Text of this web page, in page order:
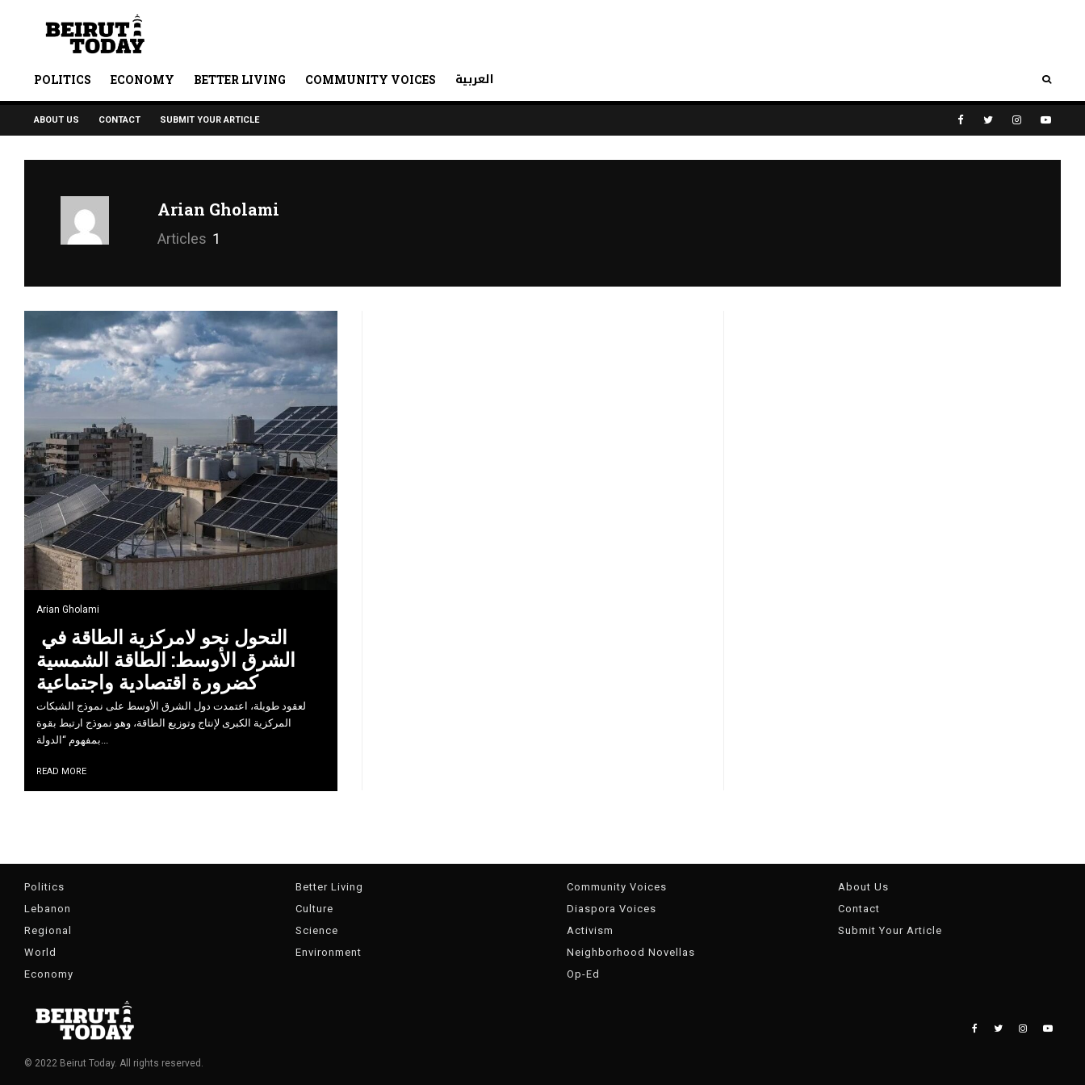
POLITICS ECONOMY BETTER LIVING COMMUNITY VOICES العربية
ABOUT US CONTACT SUBMIT YOUR ARTICLE
Arian Gholami
Articles 1
Arian Gholami
الشرق الأوسط: الطاقة الشمسية
كضرورة اقتصادية واجتماعية
لعقود طويلة، اعتمدت دول الشرق الأوسط على نموذج الشبكات
المركزية الكبرى لإنتاج وتوزيع الطاقة، وهو نموذج ارتبط بقوة
بمفهوم “الدولة...
READ MORE
Politics
Lebanon
Regional
World
Economy
Better Living
Culture
Science
Environment
Community Voices
Diaspora Voices
Activism
Neighborhood Novellas
Op-Ed
About Us
Contact
Submit Your Article
© 2022 Beirut Today. All rights reserved.